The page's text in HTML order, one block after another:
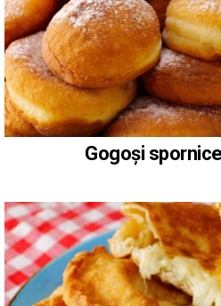
Gogoși